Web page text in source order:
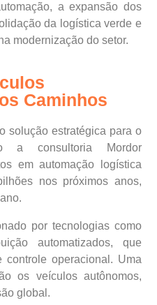
a expansão dos
da logística verde e
modernização do setor.
Caminhos
solução estratégica para o
a consultoria Mordor
em automação logística
nos próximos anos,
por tecnologias como
automatizados, que
controle operacional. Uma
os veículos autônomos,
global.